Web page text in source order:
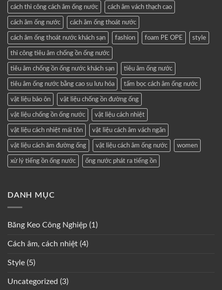
cách thi công cách âm ống nước cách âm vách thạch cao
cách âm ống nước cách âm ống thoát nước
cách âm ống thoát nước khách sạn fashion foam PE OPE style
thi công tiêu âm chống ồn ống nước
tiêu âm chống ồn ống nước khách sạn tiêu âm ống nước
tiêu âm ống nước bằng cao su lưu hóa tấm bọc cách âm ống nước
vật liệu bảo ôn vật liệu chống ồn đường ống
vật liệu chống ồn ống nước vật liệu cách nhiệt
vật liệu cách nhiệt mái tôn vật liệu cách âm vách ngăn
vật liệu cách âm đường ống vật liệu cách âm ống nước women
xử lý tiếng ồn ống nước ống nước phát ra tiếng ồn
DANH MỤC
Băng Keo Công Nghiệp (1)
Cách âm, cách nhiệt (4)
Style (5)
Uncategorized (3)